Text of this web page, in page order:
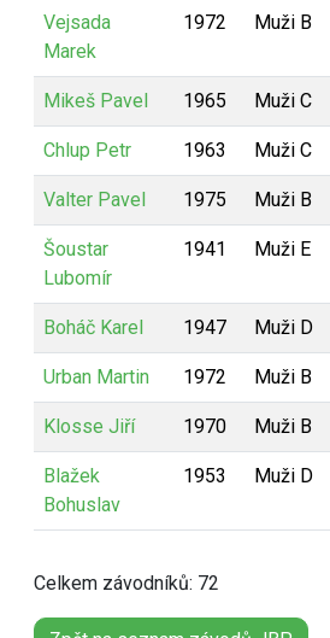
Vejsada
Marek
1972 Muži B
Mikeš Pavel 1965 Muži C
Chlup Petr 1963 Muži C
Valter Pavel 1975 Muži B
Šoustar
Lubomír
1941 Muži E
Boháč Karel 1947 Muži D
Urban Martin 1972 Muži B
Klosse Jiří 1970 Muži B
Blažek
Bohuslav
1953 Muži D
Celkem závodníků: 72